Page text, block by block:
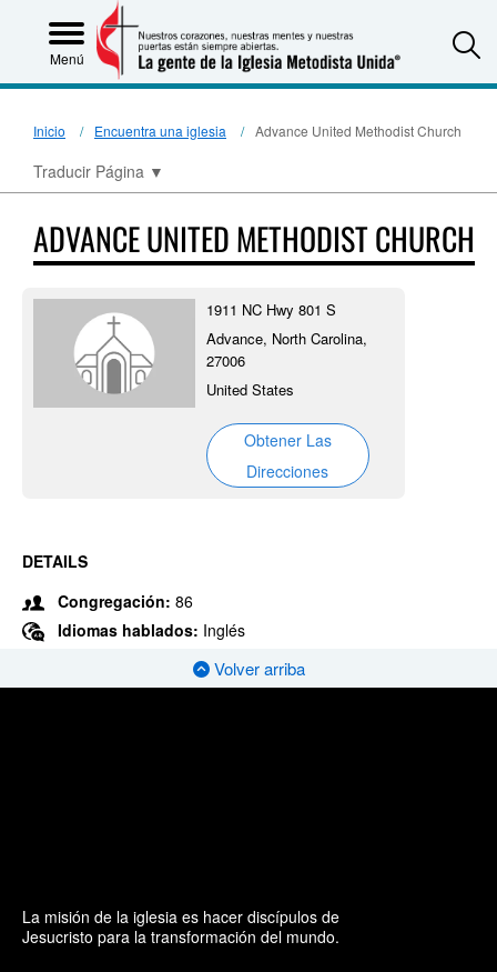
Menú
Inicio Encuentra una iglesia Advance United Methodist Church
Traducir Página ▼
ADVANCE UNITED METHODIST CHURCH
1911 NC Hwy 801 S
Advance, North Carolina,
27006
United States
Obtener Las
Direcciones
DETAILS
Congregación: 86
Idiomas hablados: Inglés
Volver arriba
La misión de la iglesia es hacer discípulos de
Jesucristo para la transformación del mundo.